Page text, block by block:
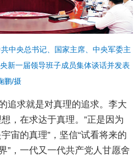
中央总书记、国家主席、中央军委主
新一届领导班子成员集体谈话并发表
鹏/摄
追求就是对真理的追求。李大
，在求达于真理。”正是因为
宙的真理”，坚信“试看将来的
”，一代又一代共产党人甘愿舍